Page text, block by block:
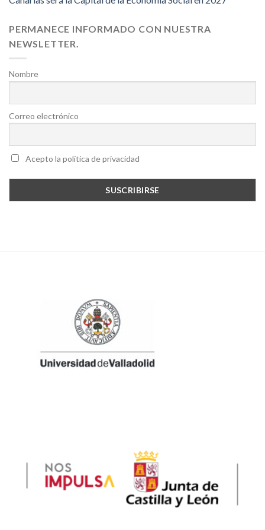
PERMANECE INFORMADO CON NUESTRA
NEWSLETTER.
Nombre
Correo electrónico
Acepto la política de privacidad